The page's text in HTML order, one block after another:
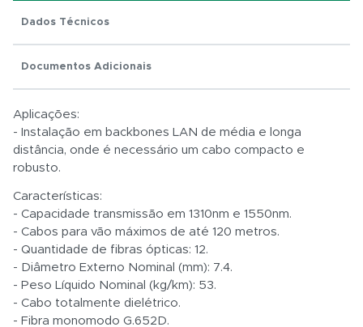
Total:
R$ 0,01
Dados Técnicos
Documentos Adicionais
Aplicações:
- Instalação em backbones LAN de média e longa
distância, onde é necessário um cabo compacto e
robusto.
Características:
- Capacidade transmissão em 1310nm e 1550nm.
- Cabos para vão máximos de até 120 metros.
- Quantidade de fibras ópticas: 12.
- Diâmetro Externo Nominal (mm): 7.4.
- Peso Líquido Nominal (kg/km): 53.
- Cabo totalmente dielétrico.
- Fibra monomodo G.652D.